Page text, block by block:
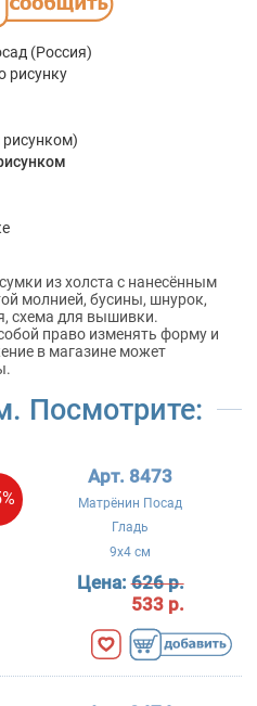
(Россия)
рисунку
из холста с нанесённым
молнией, бусины, шнурок,
схема для вышивки.
право изменять форму и
в магазине может
Посмотрите:
Арт. 8473
Матрёнин Посад
Гладь
9x4 см
Цена:626 р.
533 р.